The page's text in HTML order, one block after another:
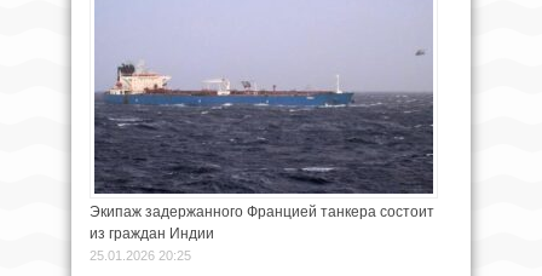
Экипаж задержанного Францией танкера состоит
из граждан Индии
25.01.2026 20:25